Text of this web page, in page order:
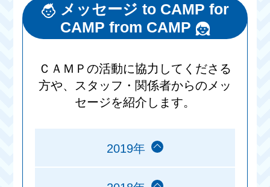
メッセージ to CAMP for
CAMP from CAMP
ＣＡＭＰの活動に協力してくださる
方や、スタッフ・関係者からのメッ
セージを紹介します。
2019年